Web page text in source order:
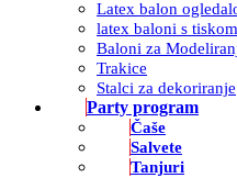
Latex balon
latex baloni s tiskom
Baloni za
Trakice
Stalci za dekoriranje
Party program
Čaše
Salvete
Tanjuri